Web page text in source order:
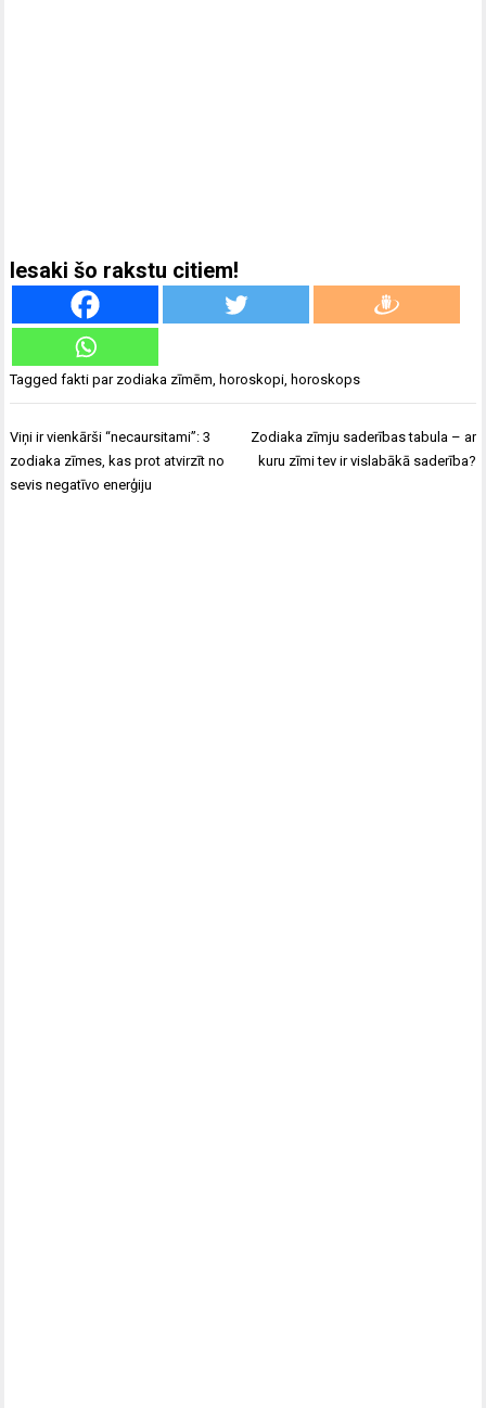
Iesaki šo rakstu citiem!
Taggedfakti par zodiaka zīmēm, horoskopi, horoskops
Ziņu
izvēlne
Viņi ir vienkārši “necaursitami”: 3
zodiaka zīmes, kas prot atvirzīt no
sevis negatīvo enerģiju
Zodiaka zīmju saderības tabula – ar
kuru zīmi tev ir vislabākā saderība?